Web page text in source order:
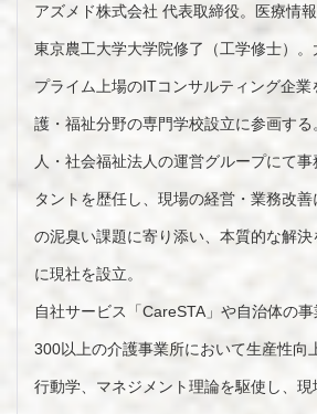
アズメド株式会社 代表取締役。医療情
東京農工大学大学院修了（工学修士）
プライム上場のITコンサルティング企業
護・福祉分野の専門学校設立に参画す
人・社会福祉法人の運営グループにて
タントを歴任し、現場の経営・業務改
の泥臭い課題に寄り添い、本質的な解
に現社を設立。
自社サービス「CareSTA」や自治体の
300以上の介護事業所において生産性向
行動学、マネジメント理論を駆使し、現